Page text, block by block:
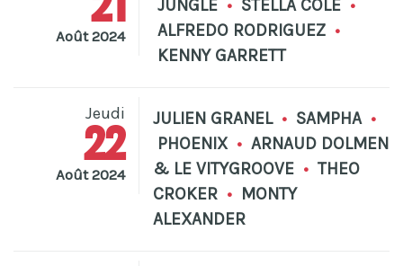
Août 2024
JUNGLE • STELLA COLE •
ALFREDO RODRIGUEZ •
KENNY GARRETT
Jeudi
22
Août 2024
JULIEN GRANEL • SAMPHA •
PHOENIX • ARNAUD DOLMEN
& LE VITYGROOVE • THEO
CROKER • MONTY
ALEXANDER